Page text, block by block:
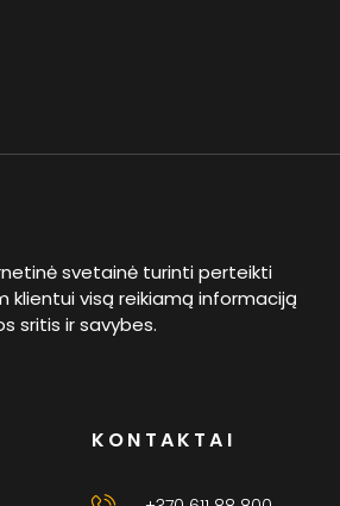
svetainė turinti perteikti
klientui visą reikiamą informaciją
sritis ir savybes.
KONTAKTAI